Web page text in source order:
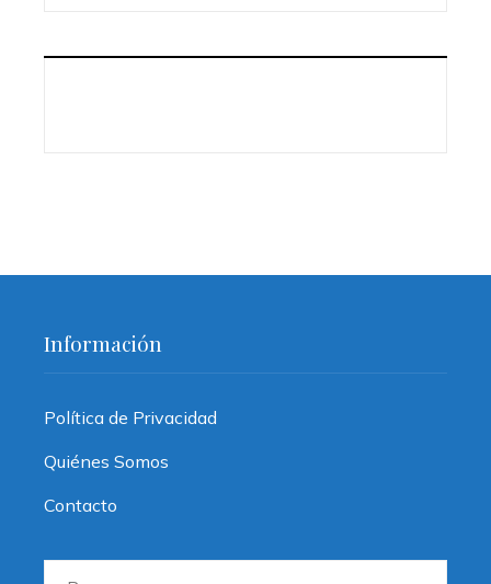
Información
Política de Privacidad
Quiénes Somos
Contacto